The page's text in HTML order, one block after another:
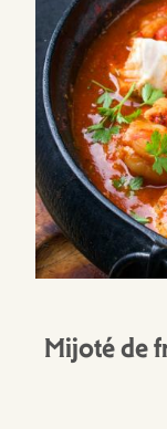
Mijoté de